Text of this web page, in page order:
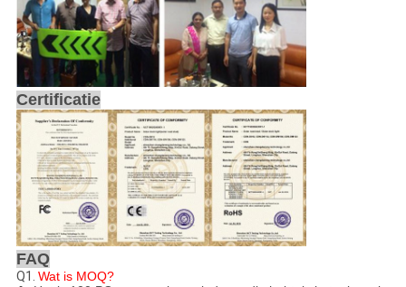
Certificatie
FAQ
Q1. Wat is MOQ?